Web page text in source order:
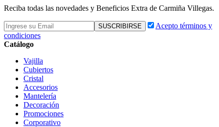
Reciba todas las novedades y Beneficios Extra de Carmiña Villegas.
Acepto términos y
condiciones
Catálogo
Vajilla
Cubiertos
Cristal
Accesorios
Mantelería
Decoración
Promociones
Corporativo